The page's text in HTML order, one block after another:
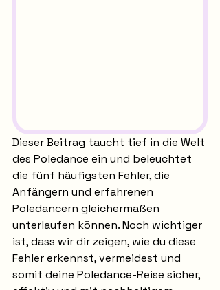
Dieser Beitrag taucht tief in die Welt
des Poledance ein und beleuchtet
die fünf häufigsten Fehler, die
Anfängern und erfahrenen
Poledancern gleichermaßen
unterlaufen können. Noch wichtiger
ist, dass wir dir zeigen, wie du diese
Fehler erkennst, vermeidest und
somit deine Poledance-Reise sicher,